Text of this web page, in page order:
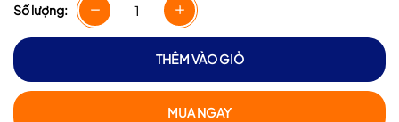
Số lượng:
THÊM VÀO GIỎ
MUA NGAY